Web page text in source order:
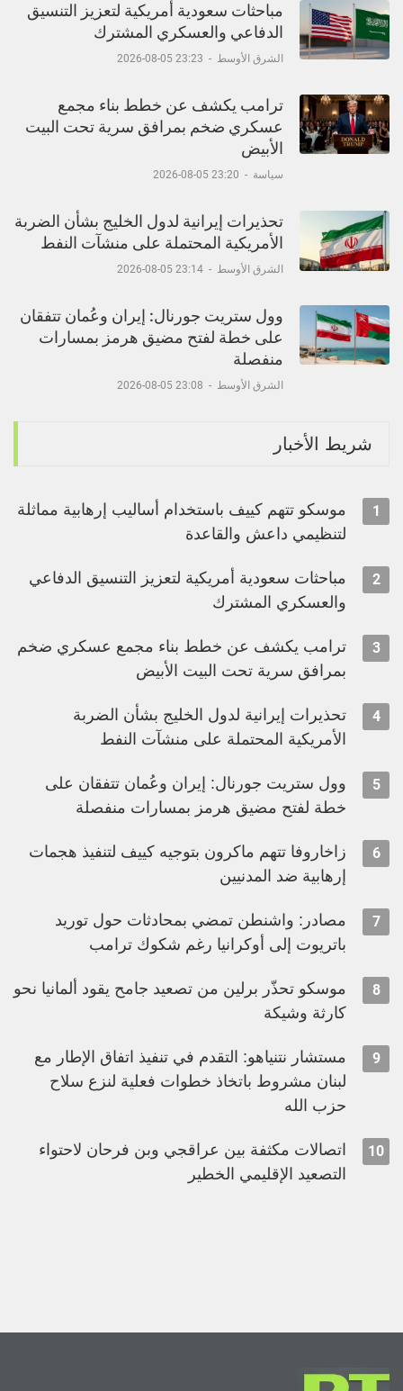
مباحثات سعودية أمريكية لتعزيز التنسيق
الدفاعي والعسكري المشترك
الشرق الأوسط -
23:23 05-08-2026
ترامب يكشف عن خطط بناء مجمع
عسكري ضخم بمرافق سرية تحت البيت
الأبيض
سياسة -
23:20 05-08-2026
تحذيرات إيرانية لدول الخليج بشأن الضربة
الأمريكية المحتملة على منشآت النفط
الشرق الأوسط -
23:14 05-08-2026
وول ستريت جورنال: إيران وعُمان تتفقان
على خطة لفتح مضيق هرمز بمسارات
منفصلة
الشرق الأوسط -
23:08 05-08-2026
شريط الأخبار
1
موسكو تتهم كييف باستخدام أساليب إرهابية مماثلة
لتنظيمي داعش والقاعدة
2
مباحثات سعودية أمريكية لتعزيز التنسيق الدفاعي
والعسكري المشترك
3
ترامب يكشف عن خطط بناء مجمع عسكري ضخم
بمرافق سرية تحت البيت الأبيض
4
تحذيرات إيرانية لدول الخليج بشأن الضربة
الأمريكية المحتملة على منشآت النفط
5
وول ستريت جورنال: إيران وعُمان تتفقان على
خطة لفتح مضيق هرمز بمسارات منفصلة
6
زاخاروفا تتهم ماكرون بتوجيه كييف لتنفيذ هجمات
إرهابية ضد المدنيين
7
مصادر: واشنطن تمضي بمحادثات حول توريد
باتريوت إلى أوكرانيا رغم شكوك ترامب
8
موسكو تحذّر برلين من تصعيد جامح يقود ألمانيا نحو
كارثة وشيكة
9
مستشار نتنياهو: التقدم في تنفيذ اتفاق الإطار مع
لبنان مشروط باتخاذ خطوات فعلية لنزع سلاح
حزب الله
10
اتصالات مكثفة بين عراقجي وبن فرحان لاحتواء
التصعيد الإقليمي الخطير